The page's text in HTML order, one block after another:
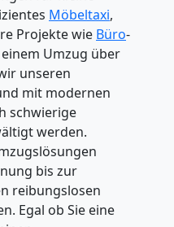
Möbeltaxi,
Projekte wie Büro-
einem Umzug über
unseren
mit modernen
schwierige
werden.
bis zur
reibungslosen
Egal ob Sie eine